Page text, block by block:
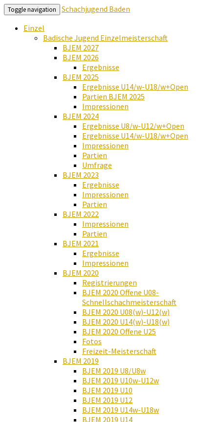
Toggle navigation
Schachjugend Baden
Einzel
Badische Jugend Einzelmeisterschaft
BJEM 2027
BJEM 2026
Ergebnisse
BJEM 2025
Ergebnisse U14/w-U18/w+Open
Partien BJEM 2025
Impressionen
BJEM 2024
Ergebnisse U8/w-U12/w+Open
Ergebnisse U14/w-U18/w+Open
Impressionen
Partien
Umfrage
BJEM 2023
Ergebnisse
Impressionen
Partien
BJEM 2022
Impressionen
Partien
BJEM 2021
Ergebnisse
Impressionen
BJEM 2020
Registrierungen
BJEM 2020 Offene U08-
Schnellschachmeisterschaft
BJEM 2020 U08(w)-U12(w)
BJEM 2020 U14(w)-U18(w)
BJEM 2020 Offene U25
Fotos
Freizeit-Meisterschaft
BJEM 2019
BJEM 2019 U8/U8w
BJEM 2019 U10w-U12w
BJEM 2019 U10
BJEM 2019 U12
BJEM 2019 U14w-U18w
BJEM 2019 U14